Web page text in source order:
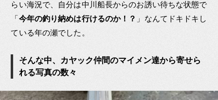
らい海況で、自分は中川船長からのお誘い待ちな状態で
「 今年の釣り納めは行けるのか！？ 」なんてドキドキし
ている年の瀬でした。
そんな中、カヤック仲間のマイメン達から寄せら
れる写真の数々